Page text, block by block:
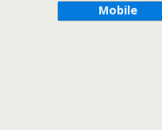
Mobile